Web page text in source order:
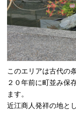
このエリアは古代の
２０年前に町並み保
ます。
近江商人発祥の地と